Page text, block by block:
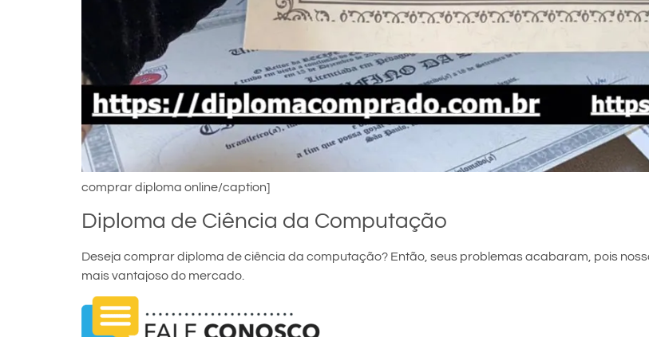
comprar diploma online/caption]
Diploma de Ciência da Computação
Deseja comprar diploma de ciência da computação? Então, seus problemas acabaram, pois
mais vantajoso do mercado.